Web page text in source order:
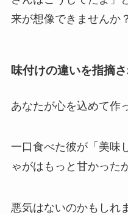
来が想像できませんか？
味付けの違いを指摘
あなたが心を込めて作
一口食べた彼が「美味
ゃがはもっと甘かった
悪気はないのかもしれ